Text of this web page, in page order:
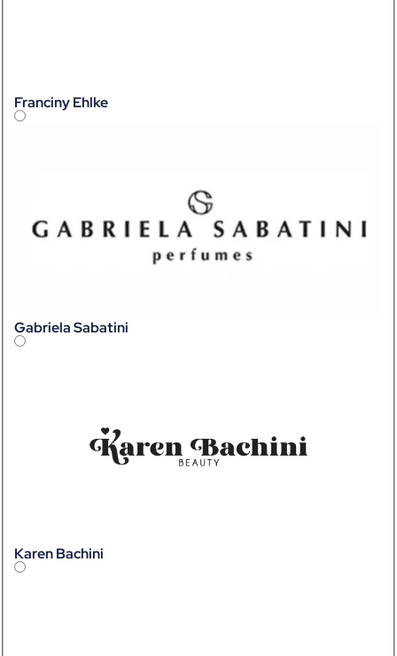
Franciny Ehlke
Gabriela Sabatini
Karen Bachini